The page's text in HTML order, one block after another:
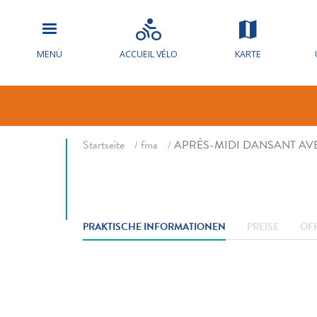
MENÜ ACCUEIL VÉLO KARTE
APRÈS-
EN FOLIE
Startseite fma APRÈS-MIDI DANSANT
PRAKTISCHE INFORMATIONEN PREISE